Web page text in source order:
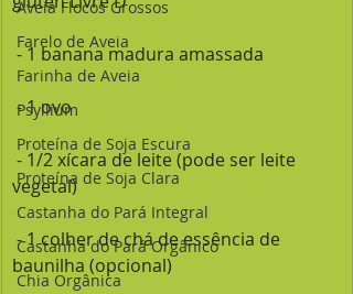
Aveia Flocos Grossos
Farelo de Aveia
Farinha de Aveia
Psyllium
Proteína de Soja Escura
Proteína de Soja Clara
Castanha do Pará Integral
Castanha do Pará Orgânico
Chia Orgânica
- 1 banana madura amassada
- 1 ovo
vegetal)
baunilha (opcional)